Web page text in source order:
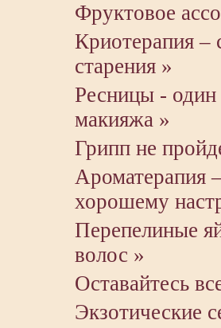
Фруктовое
Криотерапия –
старения »
Ресницы -
макияжа »
Грипп не
Ароматерапия
хорошему
Перепелиные
волос »
Оставайтесь
Экзотические